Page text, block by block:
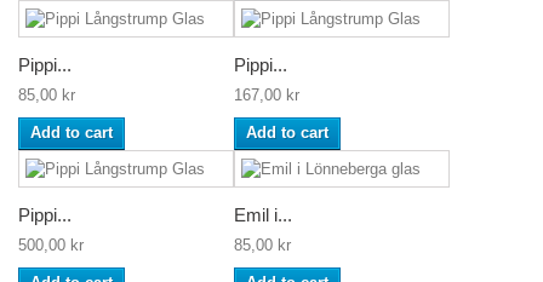
Pippi...
85,00 kr
Add to cart
Pippi...
167,00 kr
Add to cart
Pippi...
500,00 kr
Emil i...
85,00 kr